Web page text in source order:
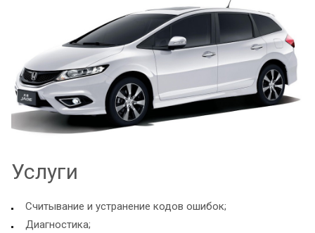
Услуги
Считывание и устранение кодов ошибок;
Диагностика;